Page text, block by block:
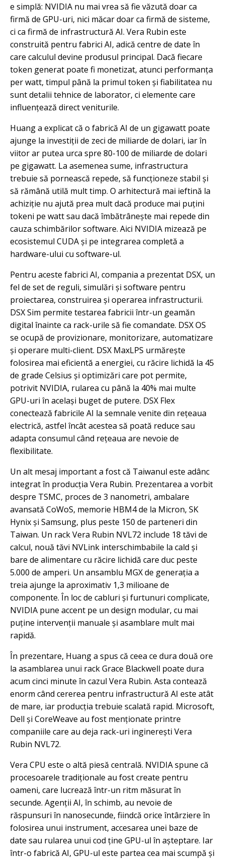
e simplă: NVIDIA nu mai vrea să fie văzută doar ca
firmă de GPU-uri, nici măcar doar ca firmă de sisteme,
ci ca firmă de infrastructură AI. Vera Rubin este
construită pentru fabrici AI, adică centre de date în
care calculul devine produsul principal. Dacă fiecare
token generat poate fi monetizat, atunci performanța
per watt, timpul până la primul token și fiabilitatea nu
sunt detalii tehnice de laborator, ci elemente care
influențează direct veniturile.
Huang a explicat că o fabrică AI de un gigawatt poate
ajunge la investiții de zeci de miliarde de dolari, iar în
viitor ar putea urca spre 80-100 de miliarde de dolari
pe gigawatt. La asemenea sume, infrastructura
trebuie să pornească repede, să funcționeze stabil și
să rămână utilă mult timp. O arhitectură mai ieftină la
achiziție nu ajută prea mult dacă produce mai puțini
tokeni pe watt sau dacă îmbătrânește mai repede din
cauza schimbărilor software. Aici NVIDIA mizează pe
ecosistemul CUDA și pe integrarea completă a
hardware-ului cu software-ul.
Pentru aceste fabrici AI, compania a prezentat DSX, un
fel de set de reguli, simulări și software pentru
proiectarea, construirea și operarea infrastructurii.
DSX Sim permite testarea fabricii într-un geamăn
digital înainte ca rack-urile să fie comandate. DSX OS
se ocupă de provizionare, monitorizare, automatizare
și operare multi-client. DSX MaxLPS urmărește
folosirea mai eficientă a energiei, cu răcire lichidă la 45
de grade Celsius și optimizări care pot permite,
potrivit NVIDIA, rularea cu până la 40% mai multe
GPU-uri în același buget de putere. DSX Flex
conectează fabricile AI la semnale venite din rețeaua
electrică, astfel încât acestea să poată reduce sau
adapta consumul când rețeaua are nevoie de
flexibilitate.
Un alt mesaj important a fost că Taiwanul este adânc
integrat în producția Vera Rubin. Prezentarea a vorbit
despre TSMC, proces de 3 nanometri, ambalare
avansată CoWoS, memorie HBM4 de la Micron, SK
Hynix și Samsung, plus peste 150 de parteneri din
Taiwan. Un rack Vera Rubin NVL72 include 18 tăvi de
calcul, nouă tăvi NVLink interschimbabile la cald și
bare de alimentare cu răcire lichidă care duc peste
5.000 de amperi. Un ansamblu MGX de generația a
treia ajunge la aproximativ 1,3 milioane de
componente. În loc de cabluri și furtunuri complicate,
NVIDIA pune accent pe un design modular, cu mai
puține intervenții manuale și asamblare mult mai
rapidă.
În prezentare, Huang a spus că ceea ce dura două ore
la asamblarea unui rack Grace Blackwell poate dura
acum cinci minute în cazul Vera Rubin. Asta contează
enorm când cererea pentru infrastructură AI este atât
de mare, iar producția trebuie scalată rapid. Microsoft,
Dell și CoreWeave au fost menționate printre
companiile care au deja rack-uri inginerești Vera
Rubin NVL72.
Vera CPU este o altă piesă centrală. NVIDIA spune că
procesoarele tradiționale au fost create pentru
oameni, care lucrează într-un ritm măsurat în
secunde. Agenții AI, în schimb, au nevoie de
răspunsuri în nanosecunde, fiindcă orice întârziere în
folosirea unui instrument, accesarea unei baze de
date sau rularea unui cod ține GPU-ul în așteptare. Iar
într-o fabrică AI, GPU-ul este partea cea mai scumpă și